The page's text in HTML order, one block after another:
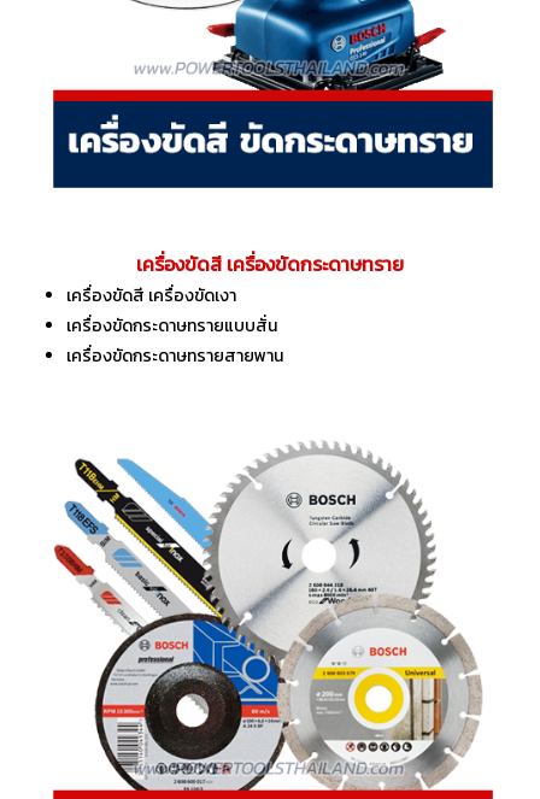
เครื่องขัดสี เครื่องขัดกระดาษทราย
เครื่องขัดสี เครื่องขัดเงา
เครื่องขัดกระดาษทรายแบบสั่น
เครื่องขัดกระดาษทรายสายพาน